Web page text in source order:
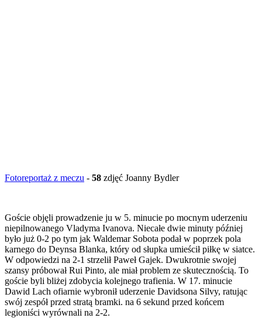
Fotoreportaż z meczu - 58 zdjęć Joanny Bydler
Goście objęli prowadzenie ju w 5. minucie po mocnym uderzeniu
niepilnowanego Vladyma Ivanova. Niecałe dwie minuty później
było już 0-2 po tym jak Waldemar Sobota podał w poprzek pola
karnego do Deynsa Blanka, który od słupka umieścił piłkę w siatce.
W odpowiedzi na 2-1 strzelił Paweł Gajek. Dwukrotnie swojej
szansy próbował Rui Pinto, ale miał problem ze skutecznością. To
goście byli bliżej zdobycia kolejnego trafienia. W 17. minucie
Dawid Lach ofiarnie wybronił uderzenie Davidsona Silvy, ratując
swój zespół przed stratą bramki. na 6 sekund przed końcem
legioniści wyrównali na 2-2.